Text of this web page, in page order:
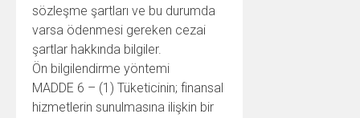
sözleşme şartları ve bu durumda
varsa ödenmesi gereken cezai
şartlar hakkında bilgiler.
Ön bilgilendirme yöntemi
MADDE 6 – (1) Tüketicinin; finansal
hizmetlerin sunulmasına ilişkin bir